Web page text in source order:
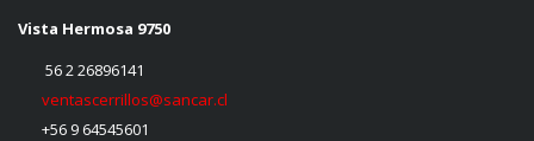
Vista Hermosa 9750
56 2 26896141
ventascerrillos@sancar.cl
+56 9 64545601